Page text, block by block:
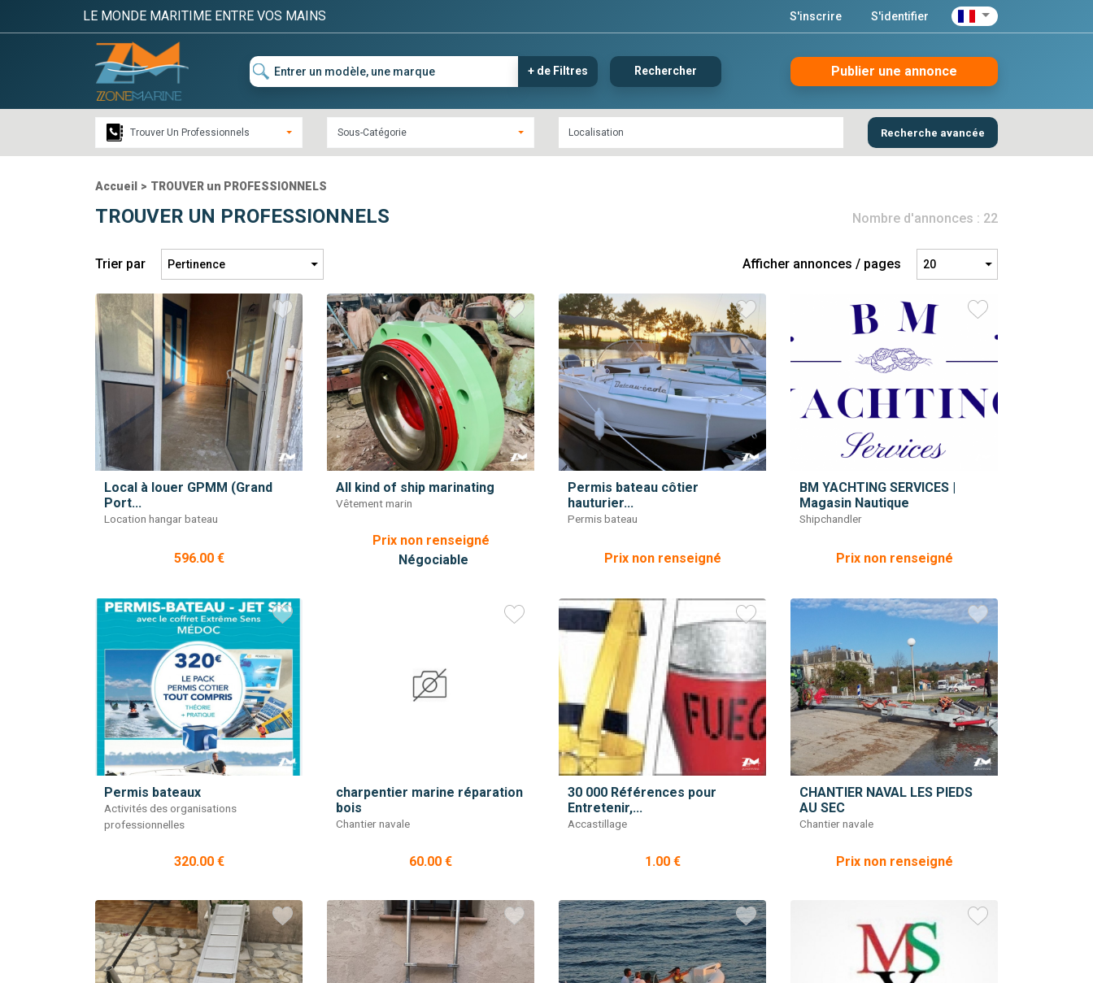
LE MONDE MARITIME ENTRE VOS MAINS S'inscrire S'identifier
+ de Filtres Rechercher Publier une annonce
Trouver Un Professionnels Sous-Catégorie Recherche avancée
Accueil > TROUVER un PROFESSIONNELS
TROUVER UN PROFESSIONNELS Nombre d'annonces : 22
Trier par Afficher annonces / pages
Local à louer GPMM (Grand
Port...
Location hangar bateau
596.00 €
All kind of ship marinating
Vêtement marin
Prix non renseigné
Négociable
Permis bateau côtier
hauturier...
Permis bateau
Prix non renseigné
BM YACHTING SERVICES |
Magasin Nautique
Shipchandler
Prix non renseigné
Permis bateaux
Activités des organisations
professionnelles
320.00 €
charpentier marine réparation
bois
Chantier navale
60.00 €
30 000 Références pour
Entretenir,...
Accastillage
1.00 €
CHANTIER NAVAL LES PIEDS
AU SEC
Chantier navale
Prix non renseigné